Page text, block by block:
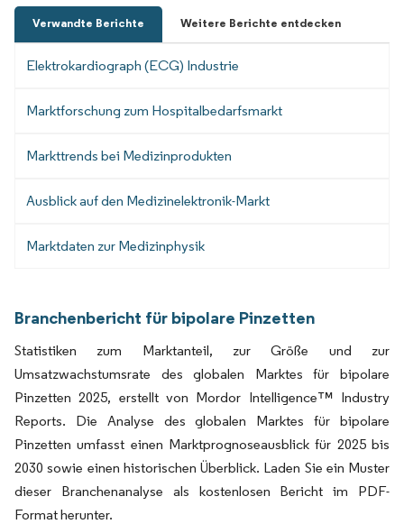
Verwandte Berichte Weitere Berichte entdecken
Elektrokardiograph (ECG) Industrie
Marktforschung zum Hospitalbedarfsmarkt
Markttrends bei Medizinprodukten
Ausblick auf den Medizinelektronik-Markt
Marktdaten zur Medizinphysik
Branchenbericht für bipolare Pinzetten
Statistiken zum Marktanteil, zur Größe und zur
Umsatzwachstumsrate des globalen Marktes für bipolare
Pinzetten 2025, erstellt von Mordor Intelligence™ Industry
Reports. Die Analyse des globalen Marktes für bipolare
Pinzetten umfasst einen Marktprognoseausblick für 2025 bis
2030 sowie einen historischen Überblick. Laden Sie ein Muster
dieser Branchenanalyse als kostenlosen Bericht im PDF-
Format herunter.